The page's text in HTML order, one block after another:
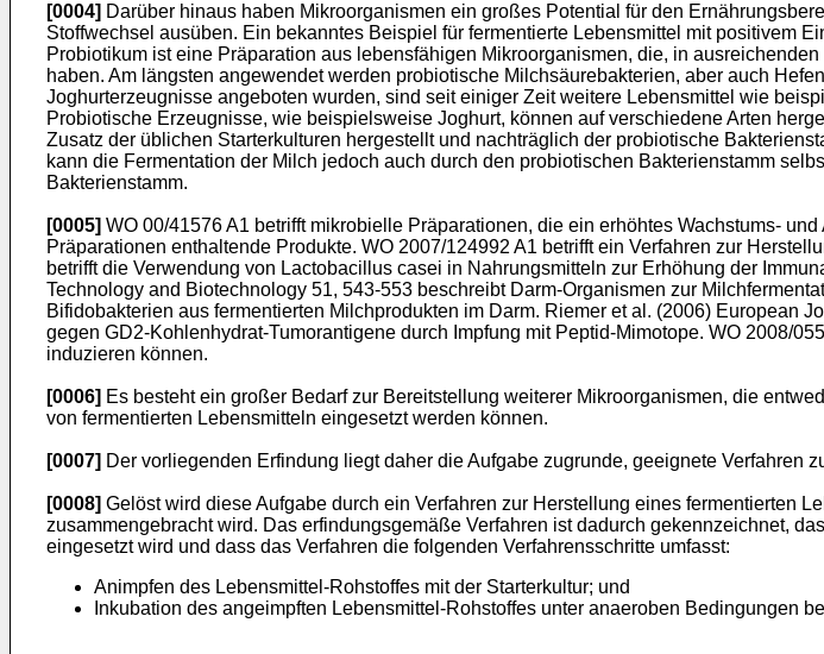
[0004] Darüber hinaus haben Mikroorganismen ein großes Potential für den
Stoffwechsel ausüben. Ein bekanntes Beispiel für fermentierte Lebensmittel mit positivem
Probiotikum ist eine Präparation aus lebensfähigen Mikroorganismen, die, in
haben. Am längsten angewendet werden probiotische Milchsäurebakterien, aber auch
Joghurterzeugnisse angeboten wurden, sind seit einiger Zeit weitere Lebensmittel wie
Probiotische Erzeugnisse, wie beispielsweise Joghurt, können auf verschiedene Arten
Zusatz der üblichen Starterkulturen hergestellt und nachträglich der probiotische
kann die Fermentation der Milch jedoch auch durch den probiotischen Bakterienstamm
Bakterienstamm.
[0005] WO 00/41576 A1 betrifft mikrobielle Präparationen, die ein erhöhtes Wachstums-
Präparationen enthaltende Produkte. WO 2007/124992 A1 betrifft ein Verfahren zur
betrifft die Verwendung von Lactobacillus casei in Nahrungsmitteln zur Erhöhung der
Technology and Biotechnology 51, 543-553 beschreibt Darm-Organismen zur
Bifidobakterien aus fermentierten Milchprodukten im Darm. Riemer et al. (2006) European
gegen GD2-Kohlenhydrat-Tumorantigene durch Impfung mit Peptid-Mimotope. WO 2008/
induzieren können.
[0006] Es besteht ein großer Bedarf zur Bereitstellung weiterer Mikroorganismen, die
von fermentierten Lebensmitteln eingesetzt werden können.
[0007] Der vorliegenden Erfindung liegt daher die Aufgabe zugrunde, geeignete Verfahren
[0008] Gelöst wird diese Aufgabe durch ein Verfahren zur Herstellung eines fermentierten
zusammengebracht wird. Das erfindungsgemäße Verfahren ist dadurch gekennzeichnet,
eingesetzt wird und dass das Verfahren die folgenden Verfahrensschritte umfasst:
Animpfen des Lebensmittel-Rohstoffes mit der Starterkultur; und
Inkubation des angeimpften Lebensmittel-Rohstoffes unter anaeroben Bedingungen